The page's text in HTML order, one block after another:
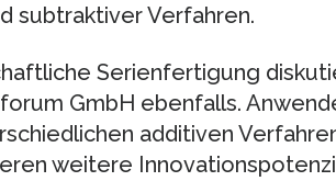
subtraktiver Verfahren.
Serienfertigung
GmbH ebenfalls.
additiven
weitere